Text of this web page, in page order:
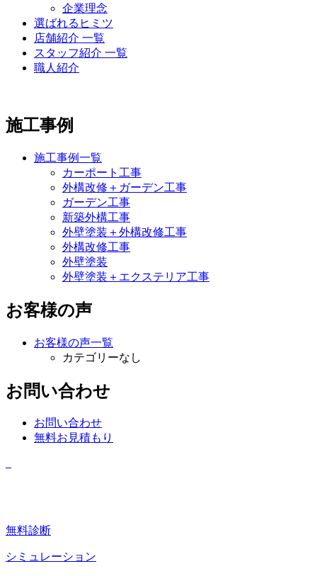
企業理念
選ばれるヒミツ
店舗紹介 一覧
スタッフ紹介 一覧
職人紹介
施工事例
施工事例一覧
カーポート工事
外構改修＋ガーデン工事
ガーデン工事
新築外構工事
外壁塗装＋外構改修工事
外構改修工事
外壁塗装
外壁塗装＋エクステリア工事
お客様の声
お客様の声一覧
カテゴリーなし
お問い合わせ
お問い合わせ
無料お見積もり
無料診断
シミュレーション